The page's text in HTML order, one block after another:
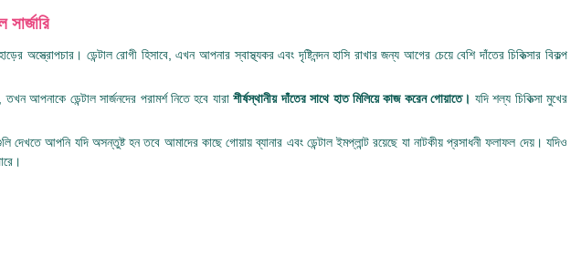
সার্জারি
অস্ত্রোপচার। ডেন্টাল রোগী হিসাবে, এখন আপনার স্বাস্থ্যকর এবং দৃষ্টিনন্দন হাসি রাখার জন্য আগের চেয়ে বেশি দাঁতের চিকিত্সার বিকল্প
আপনাকে ডেন্টাল সার্জনদের পরামর্শ নিতে হবে যারাশীর্ষস্থানীয় দাঁতের সাথে হাত মিলিয়ে কাজ করেন গোয়াতে। যদি শল্য চিকিত্সা মুখের
আপনি যদি অসন্তুষ্ট হন তবে আমাদের কাছে গোয়ায় ব্যানার এবং ডেন্টাল ইমপ্লান্ট রয়েছে যা নাটকীয় প্রসাধনী ফলাফল দেয়। যদিও